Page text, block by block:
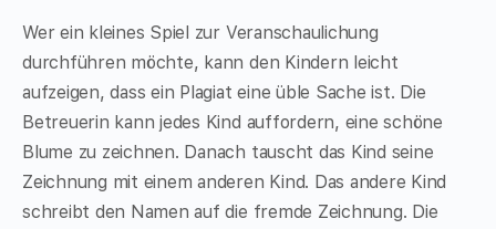
Wer ein kleines Spiel zur Veranschaulichung
durchführen möchte, kann den Kindern leicht
aufzeigen, dass ein Plagiat eine üble Sache ist. Die
Betreuerin kann jedes Kind auffordern, eine schöne
Blume zu zeichnen. Danach tauscht das Kind seine
Zeichnung mit einem anderen Kind. Das andere Kind
schreibt den Namen auf die fremde Zeichnung. Die